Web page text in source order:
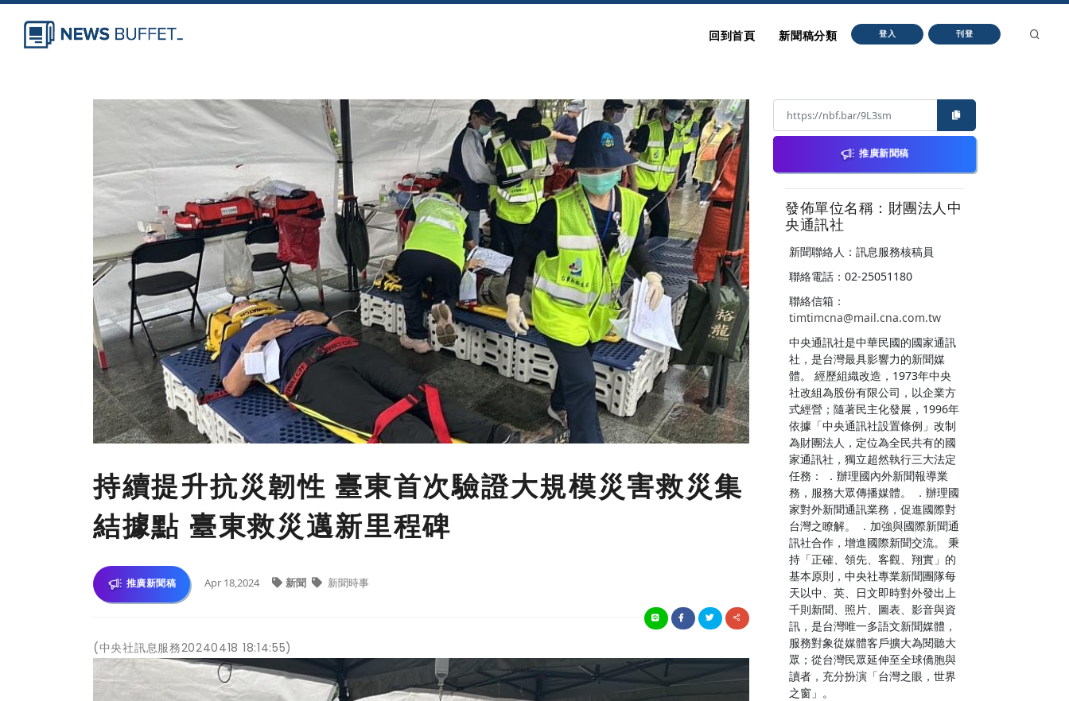
回到首頁 新聞稿分類 登入 刊登
持續提升抗災韌性 臺東首次驗證大規模災害救災集
結據點 臺東救災邁新里程碑
推廣新聞稿 Apr 18,2024 新聞 新聞時事
(中央社訊息服務20240418 18:14:55)
推廣新聞稿
發佈單位名稱：財團法人中
央通訊社
新聞聯絡人：訊息服務核稿員
聯絡電話：02-25051180
聯絡信箱：
timtimcna@mail.cna.com.tw
中央通訊社是中華民國的國家通訊
社，是台灣最具影響力的新聞媒
體。 經歷組織改造，1973年中央
社改組為股份有限公司，以企業方
式經營；隨著民主化發展，1996年
依據「中央通訊社設置條例」改制
為財團法人，定位為全民共有的國
家通訊社，獨立超然執行三大法定
任務： ．辦理國內外新聞報導業
務，服務大眾傳播媒體。 ．辦理國
家對外新聞通訊業務，促進國際對
台灣之瞭解。 ．加強與國際新聞通
訊社合作，增進國際新聞交流。 秉
持「正確、領先、客觀、翔實」的
基本原則，中央社專業新聞團隊每
天以中、英、日文即時對外發出上
千則新聞、照片、圖表、影音與資
訊，是台灣唯一多語文新聞媒體，
服務對象從媒體客戶擴大為閱聽大
眾；從台灣民眾延伸至全球僑胞與
讀者，充分扮演「台灣之眼，世界
之窗」。